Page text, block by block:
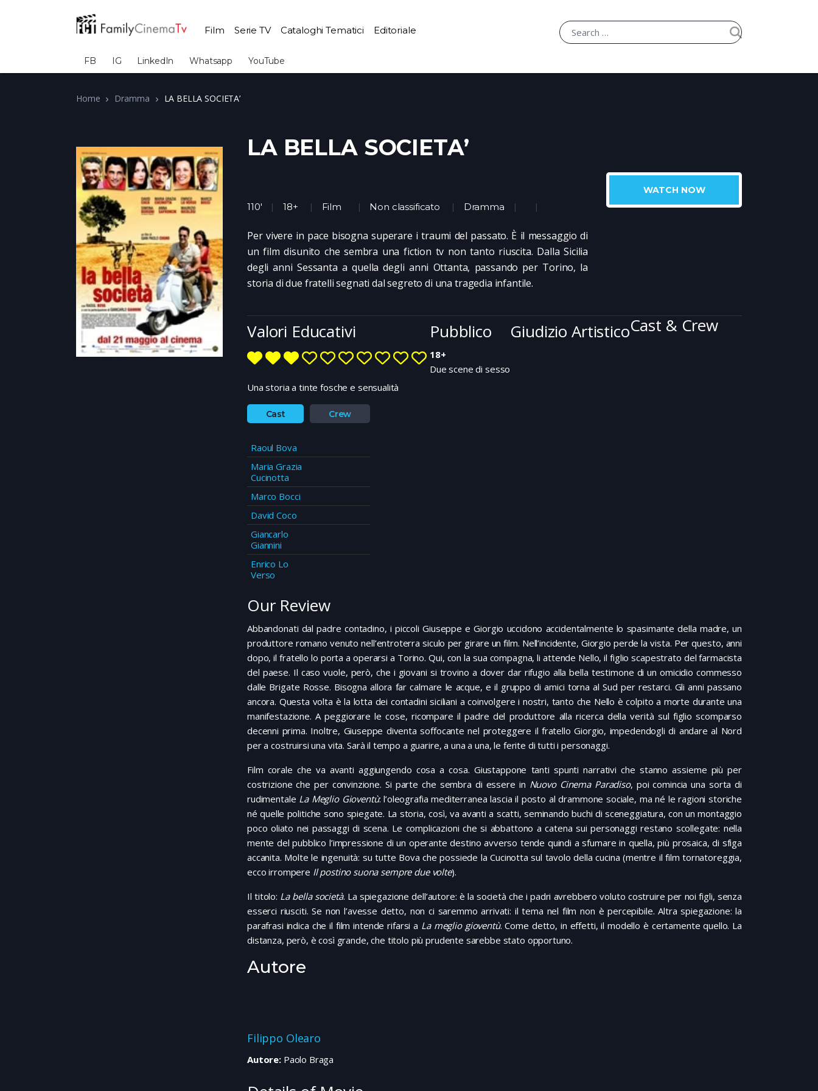
Film Serie TV Cataloghi Tematici Editoriale
FB IG LinkedIn Whatsapp YouTube
Home Dramma LA BELLA SOCIETA’
WATCH NOW
LA BELLA SOCIETA’
110' 18+ Film Non classificato Dramma
Per vivere in pace bisogna superare i traumi del passato. È il messaggio di
un film disunito che sembra una fiction tv non tanto riuscita. Dalla Sicilia
degli anni Sessanta a quella degli anni Ottanta, passando per Torino, la
storia di due fratelli segnati dal segreto di una tragedia infantile.
Valori Educativi
Una storia a tinte fosche e sensualità
Pubblico
18+
Due scene di sesso
Giudizio ArtisticoCast & Crew
Cast Crew
Raoul Bova
Maria Grazia
Cucinotta
Marco Bocci
David Coco
Giancarlo
Giannini
Enrico Lo
Verso
Our Review
Abbandonati dal padre contadino, i piccoli Giuseppe e Giorgio uccidono accidentalmente lo spasimante della madre, un
produttore romano venuto nell’entroterra siculo per girare un film. Nell’incidente, Giorgio perde la vista. Per questo, anni
dopo, il fratello lo porta a operarsi a Torino. Qui, con la sua compagna, li attende Nello, il figlio scapestrato del farmacista
del paese. Il caso vuole, però, che i giovani si trovino a dover dar rifugio alla bella testimone di un omicidio commesso
dalle Brigate Rosse. Bisogna allora far calmare le acque, e il gruppo di amici torna al Sud per restarci. Gli anni passano
ancora. Questa volta è la lotta dei contadini siciliani a coinvolgere i nostri, tanto che Nello è colpito a morte durante una
manifestazione. A peggiorare le cose, ricompare il padre del produttore alla ricerca della verità sul figlio scomparso
decenni prima. Inoltre, Giuseppe diventa soffocante nel proteggere il fratello Giorgio, impedendogli di andare al Nord
per a costruirsi una vita. Sarà il tempo a guarire, a una a una, le ferite di tutti i personaggi.
Film corale che va avanti aggiungendo cosa a cosa. Giustappone tanti spunti narrativi che stanno assieme più per
costrizione che per convinzione. Si parte che sembra di essere in Nuovo Cinema Paradiso, poi comincia una sorta di
rudimentale La Meglio Gioventù: l’oleografia mediterranea lascia il posto al drammone sociale, ma né le ragioni storiche
né quelle politiche sono spiegate. La storia, così, va avanti a scatti, seminando buchi di sceneggiatura, con un montaggio
poco oliato nei passaggi di scena. Le complicazioni che si abbattono a catena sui personaggi restano scollegate: nella
mente del pubblico l’impressione di un operante destino avverso tende quindi a sfumare in quella, più prosaica, di sfiga
accanita. Molte le ingenuità: su tutte Bova che possiede la Cucinotta sul tavolo della cucina (mentre il film tornatoreggia,
ecco irrompere Il postino suona sempre due volte).
Il titolo: La bella società. La spiegazione dell’autore: è la società che i padri avrebbero voluto costruire per noi figli, senza
esserci riusciti. Se non l’avesse detto, non ci saremmo arrivati: il tema nel film non è percepibile. Altra spiegazione: la
parafrasi indica che il film intende rifarsi a La meglio gioventù. Come detto, in effetti, il modello è certamente quello. La
distanza, però, è così grande, che titolo più prudente sarebbe stato opportuno.
Autore
Filippo Olearo
Autore:Paolo Braga